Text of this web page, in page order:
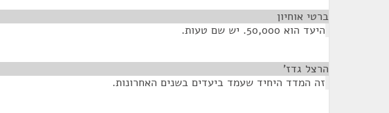
ברטי אוחיון
היעד הוא 50,000. יש שם טעות.
הרצל גדז'
זה המדד היחיד שעמד ביעדים בשנים האחרונות.